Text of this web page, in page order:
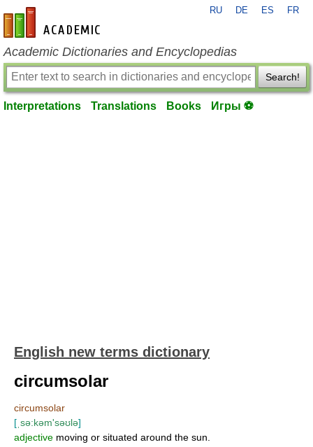
en-academic.com
RU DE ES FR
Academic Dictionaries and Encyclopedias
Search!
Interpretations Translations Books Игры ⚽
English new terms dictionary
circumsolar
circumsolar
[ ˌsə:kəm'səʊlə]
adjective moving or situated around the sun.